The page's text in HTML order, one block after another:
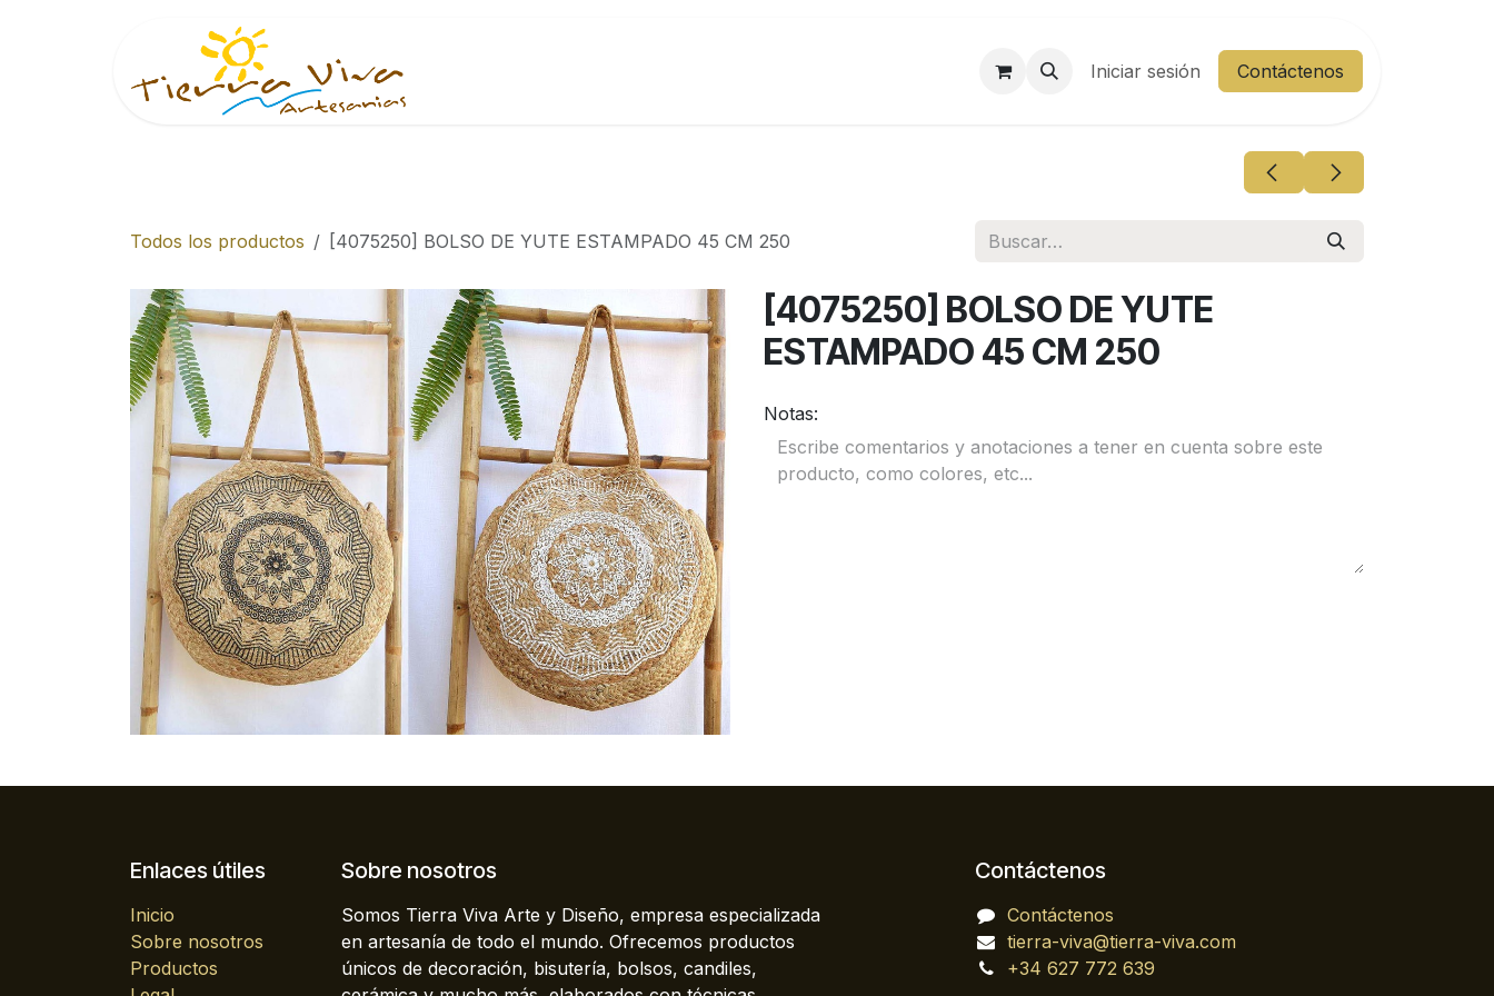
Preguntas Frecuentes Área Cliente
Iniciar sesión Contáctenos
Todos los productos [4075250] BOLSO DE YUTE ESTAMPADO 45 CM 250
[4075250] BOLSO DE YUTE
ESTAMPADO 45 CM 250
Notas:
Enlaces útiles
Inicio
Sobre nosotros
Productos
Sobre nosotros
Somos Tierra Viva Arte y Diseño, empresa especializada
en artesanía de todo el mundo. Ofrecemos productos
únicos de decoración, bisutería, bolsos, candiles,
Contáctenos
Contáctenos
tierra-viva@tierra-viva.com
+34 627 772 639